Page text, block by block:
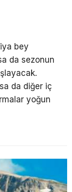
bey
da sezonun
da diğer iç
yoğun